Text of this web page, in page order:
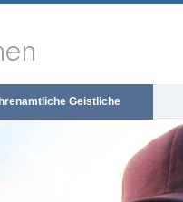
Geistliche